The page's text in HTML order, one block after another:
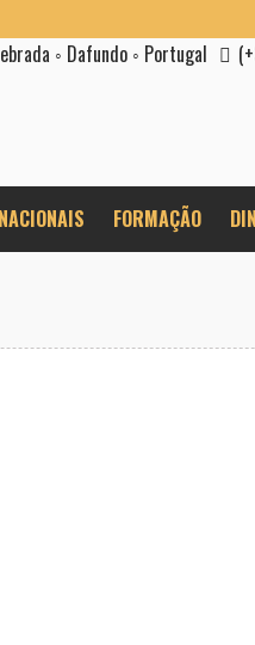
◦ Dafundo ◦ Portugal
FORMAÇÃO